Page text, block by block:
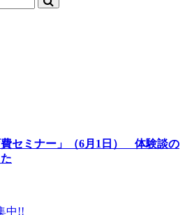
セミナー」（6月1日） 体験談の